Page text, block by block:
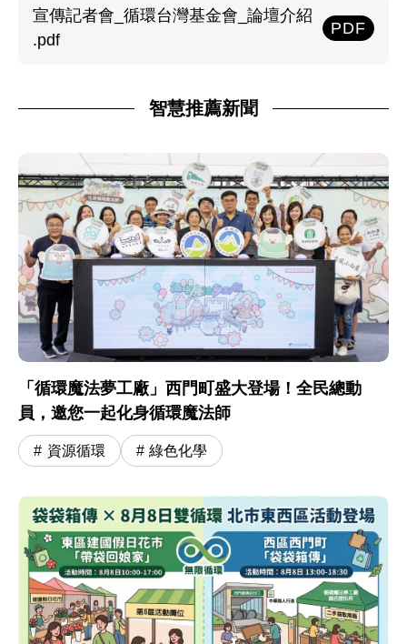
宣傳記者會_循環台灣基金會_論壇介紹
.pdf
PDF
智慧推薦新聞
「循環魔法夢工廠」西門町盛大登場！全民總動
員，邀您一起化身循環魔法師
資源循環 綠色化學